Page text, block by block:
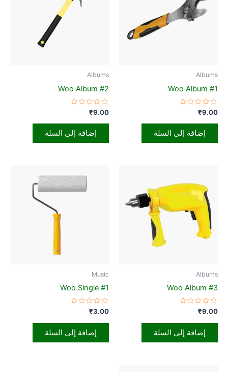
Albums
Woo Album #1
تم
التقييم
0
₹9.00
إضافة إلى السلة
Albums
Woo Album #2
تم
التقييم
0
₹9.00
إضافة إلى السلة
Albums
Woo Album #3
تم
التقييم
0
₹9.00
إضافة إلى السلة
Music
Woo Single #1
تم
التقييم
0
₹3.00
إضافة إلى السلة